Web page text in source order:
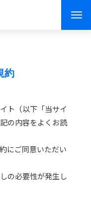
約
ト（以下「当サイ
の内容をよくお読
にご同意いただい
の必要性が発生し